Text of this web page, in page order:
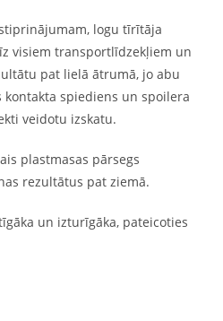
logu tīrītāja
visiem transportlīdzekļiem un
pat lielā ātrumā, jo abu
spiediens un spoilera
veidotu izskatu.
plastmasas pārsegs
rezultātus pat ziemā.
un izturīgāka, pateicoties